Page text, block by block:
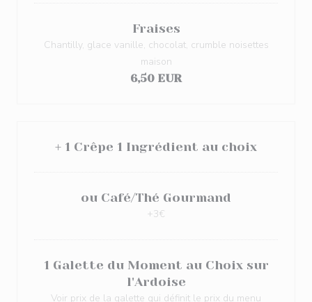
Fraises
Chantilly, glace vanille, chocolat, crumble noisettes
maison
6,50 EUR
+ 1 Crêpe 1 Ingrédient au choix
ou Café/Thé Gourmand
+3€
1 Galette du Moment au Choix sur
l'Ardoise
Voir prix de la galette qui définit le prix du menu